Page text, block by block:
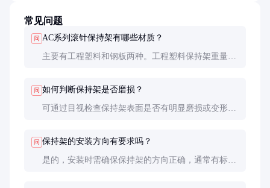
常见问题
问 AC系列滚针保持架有哪些材质？
主要有工程塑料和钢板两种。工程塑料保持架重量
问 如何判断保持架是否磨损？
可通过目视检查保持架表面是否有明显磨损或变形，
问 保持架的安装方向有要求吗？
是的，安装时需确保保持架的方向正确，通常有标记